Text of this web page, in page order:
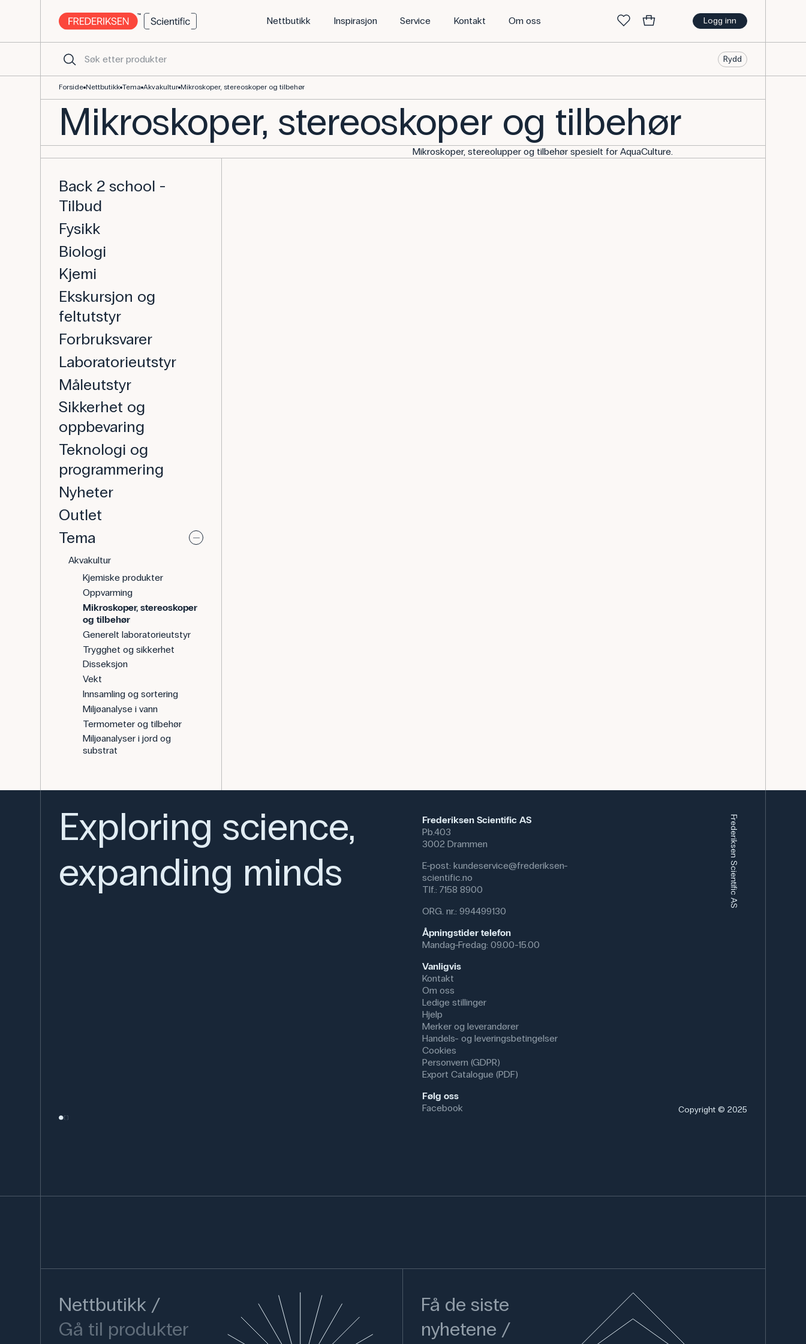
Logg inn
Nettbutikk Inspirasjon Service Kontakt Om oss
Rydd
Forside Nettbutikk Tema Akvakultur Mikroskoper, stereoskoper og tilbehør
Mikroskoper, stereoskoper og tilbehør
Mikroskoper, stereolupper og tilbehør spesielt for AquaCulture.
Back 2 school -
Tilbud
Fysikk
Biologi
Kjemi
Ekskursjon og
feltutstyr
Forbruksvarer
Laboratorieutstyr
Måleutstyr
Sikkerhet og
oppbevaring
Teknologi og
programmering
Nyheter
Outlet
Tema
Akvakultur
Kjemiske produkter
Oppvarming
Mikroskoper, stereoskoper
og tilbehør
Generelt laboratorieutstyr
Trygghet og sikkerhet
Disseksjon
Vekt
Innsamling og sortering
Miljøanalyse i vann
Termometer og tilbehør
Miljøanalyser i jord og
substrat
Exploring science,
expanding minds
Frederiksen Scientific AS
Pb.403
3002 Drammen
E-post: kundeservice@frederiksen-
scientific.no
Tlf.: 7158 8900
ORG. nr.: 994499130
Åpningstider telefon
Mandag-Fredag: 09.00-15.00
Vanligvis
Kontakt
Om oss
Ledige stillinger
Hjelp
Merker og leverandører
Handels- og leveringsbetingelser
Cookies
Personvern (GDPR)
Export Catalogue (PDF)
Følg oss
Facebook
Frederiksen Scientific AS
Copyright © 2025
Nettbutikk
Gå til produkter
Få de siste
nyhetene